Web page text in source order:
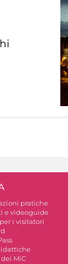
pratiche
e videoguide
i visitatori
dei MiC